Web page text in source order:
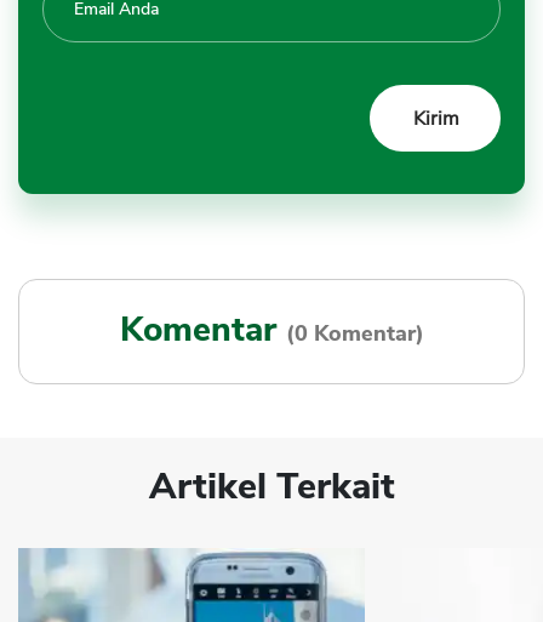
Komentar (0 Komentar)
Artikel Terkait